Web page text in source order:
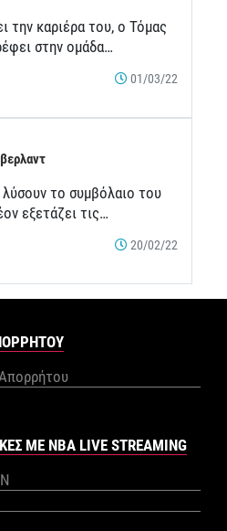
την καριέρα του, ο Τόμας
στην ομάδα…
01/03/22
το συμβόλαιο του
εξετάζει τις…
20/02/22
ΜΕ NBA LIVE STREAMING